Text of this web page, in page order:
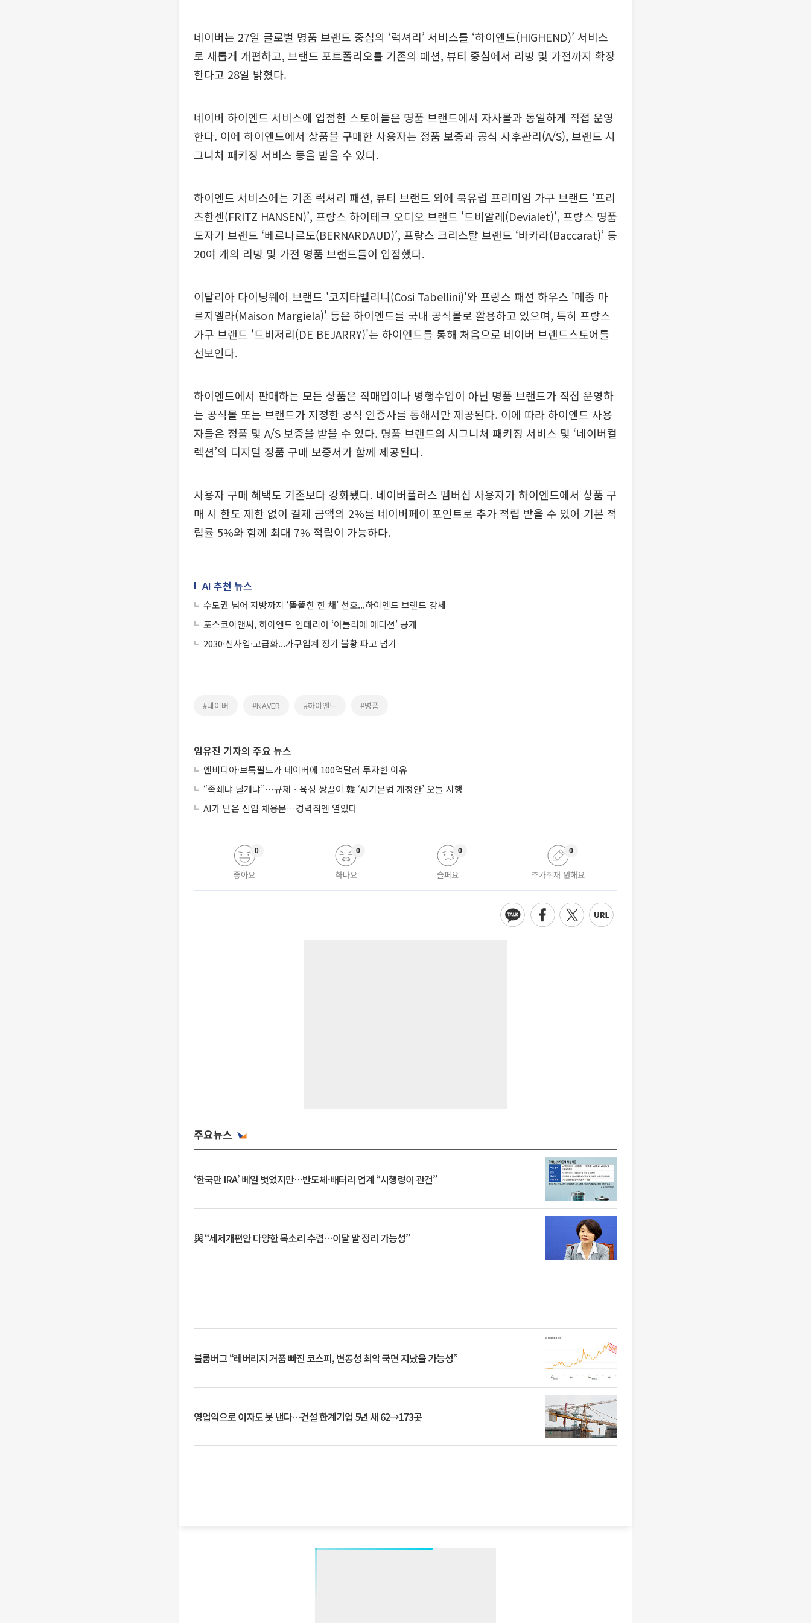
네이버는 27일 글로벌 명품 브랜드 중심의 ‘럭셔리’ 서비스를 ‘하이엔드(HIGHEND)’ 서비스
로 새롭게 개편하고, 브랜드 포트폴리오를 기존의 패션, 뷰티 중심에서 리빙 및 가전까지 확장
한다고 28일 밝혔다.
네이버 하이엔드 서비스에 입점한 스토어들은 명품 브랜드에서 자사몰과 동일하게 직접 운영
한다. 이에 하이엔드에서 상품을 구매한 사용자는 정품 보증과 공식 사후관리(A/S), 브랜드 시
그니처 패키징 서비스 등을 받을 수 있다.
하이엔드 서비스에는 기존 럭셔리 패션, 뷰티 브랜드 외에 북유럽 프리미엄 가구 브랜드 ‘프리
츠한센(FRITZ HANSEN)’, 프랑스 하이테크 오디오 브랜드 '드비알레(Devialet)', 프랑스 명품
도자기 브랜드 ‘베르나르도(BERNARDAUD)’, 프랑스 크리스탈 브랜드 ‘바카라(Baccarat)’ 등
20여 개의 리빙 및 가전 명품 브랜드들이 입점했다.
이탈리아 다이닝웨어 브랜드 '코지타벨리니(Cosi Tabellini)'와 프랑스 패션 하우스 '메종 마
르지엘라(Maison Margiela)' 등은 하이엔드를 국내 공식몰로 활용하고 있으며, 특히 프랑스
가구 브랜드 '드비저리(DE BEJARRY)'는 하이엔드를 통해 처음으로 네이버 브랜드스토어를
선보인다.
하이엔드에서 판매하는 모든 상품은 직매입이나 병행수입이 아닌 명품 브랜드가 직접 운영하
는 공식몰 또는 브랜드가 지정한 공식 인증사를 통해서만 제공된다. 이에 따라 하이엔드 사용
자들은 정품 및 A/S 보증을 받을 수 있다. 명품 브랜드의 시그니처 패키징 서비스 및 ‘네이버컬
렉션’의 디지털 정품 구매 보증서가 함께 제공된다.
사용자 구매 혜택도 기존보다 강화됐다. 네이버플러스 멤버십 사용자가 하이엔드에서 상품 구
매 시 한도 제한 없이 결제 금액의 2%를 네이버페이 포인트로 추가 적립 받을 수 있어 기본 적
립률 5%와 함께 최대 7% 적립이 가능하다.
AI 추천 뉴스
수도권 넘어 지방까지 ‘똘똘한 한 채’ 선호...하이엔드 브랜드 강세
포스코이앤씨, 하이엔드 인테리어 ‘아틀리에 에디션’ 공개
2030·신사업·고급화...가구업계 장기 불황 파고 넘기
#네이버 #NAVER #하이엔드 #명품
임유진 기자의 주요 뉴스
엔비디아·브룩필드가 네이버에 100억달러 투자한 이유
“족쇄냐 날개냐”…규제ㆍ육성 쌍끌이 韓 ‘AI기본법 개정안’ 오늘 시행
AI가 닫은 신입 채용문…경력직엔 열었다
좋아요
0
화나요
0
슬퍼요
0
추가취재 원해요
0
주요뉴스
‘한국판 IRA’ 베일 벗었지만…반도체·배터리 업계 “시행령이 관건”
與 “세제개편안 다양한 목소리 수렴…이달 말 정리 가능성”
블룸버그 “레버리지 거품 빠진 코스피, 변동성 최악 국면 지났을 가능성”
영업익으로 이자도 못 낸다…건설 한계기업 5년 새 62→173곳